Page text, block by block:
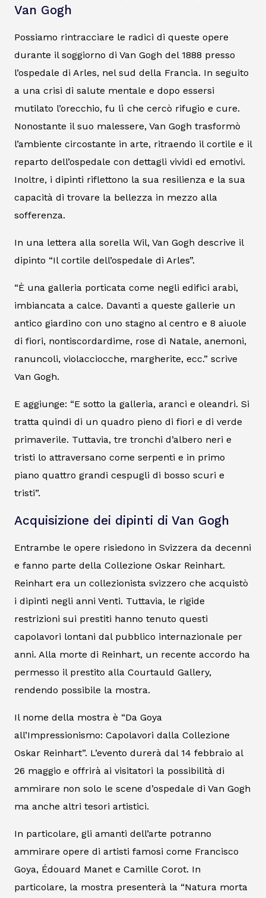
Van Gogh
Possiamo rintracciare le radici di queste opere
durante il soggiorno di Van Gogh del 1888 presso
l’ospedale di Arles, nel sud della Francia. In seguito
a una crisi di salute mentale e dopo essersi
mutilato l’orecchio, fu lì che cercò rifugio e cure.
Nonostante il suo malessere, Van Gogh trasformò
l’ambiente circostante in arte, ritraendo il cortile e il
reparto dell’ospedale con dettagli vividi ed emotivi.
Inoltre, i dipinti riflettono la sua resilienza e la sua
capacità di trovare la bellezza in mezzo alla
sofferenza.
In una lettera alla sorella Wil, Van Gogh descrive il
dipinto “Il cortile dell’ospedale di Arles”.
“È una galleria porticata come negli edifici arabi,
imbiancata a calce. Davanti a queste gallerie un
antico giardino con uno stagno al centro e 8 aiuole
di fiori, nontiscordardime, rose di Natale, anemoni,
ranuncoli, violacciocche, margherite, ecc.” scrive
Van Gogh.
E aggiunge: “E sotto la galleria, aranci e oleandri. Si
tratta quindi di un quadro pieno di fiori e di verde
primaverile. Tuttavia, tre tronchi d’albero neri e
tristi lo attraversano come serpenti e in primo
piano quattro grandi cespugli di bosso scuri e
tristi”.
Acquisizione dei dipinti di Van Gogh
Entrambe le opere risiedono in Svizzera da decenni
e fanno parte della Collezione Oskar Reinhart.
Reinhart era un collezionista svizzero che acquistò
i dipinti negli anni Venti. Tuttavia, le rigide
restrizioni sui prestiti hanno tenuto questi
capolavori lontani dal pubblico internazionale per
anni. Alla morte di Reinhart, un recente accordo ha
permesso il prestito alla Courtauld Gallery,
rendendo possibile la mostra.
Il nome della mostra è “Da Goya
all’Impressionismo: Capolavori dalla Collezione
Oskar Reinhart”. L’evento durerà dal 14 febbraio al
26 maggio e offrirà ai visitatori la possibilità di
ammirare non solo le scene d’ospedale di Van Gogh
ma anche altri tesori artistici.
In particolare, gli amanti dell’arte potranno
ammirare opere di artisti famosi come Francisco
Goya, Édouard Manet e Camille Corot. In
particolare, la mostra presenterà la “Natura morta